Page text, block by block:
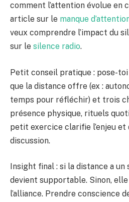
comment l’attention évolue en
article sur le manque
veux comprendre l’impact du
sur le silence radio.
Petit conseil pratique : pose-
que la distance offre (ex :
temps pour réfléchir) et trois
présence physique, rituels
petit exercice clarifie l’enjeu et
discussion.
Insight final : si la distance a
devient supportable. Sinon, elle
l’alliance. Prendre conscience